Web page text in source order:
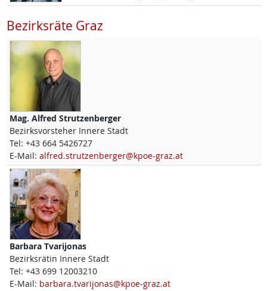
Bezirksräte Graz
Mag. Alfred Strutzenberger
Bezirksvorsteher Innere Stadt
Tel: +43 664 5426727
E-Mail: alfred.strutzenberger@kpoe-graz.at
Barbara Tvarijonas
Bezirksrätin Innere Stadt
Tel: +43 699 12003210
E-Mail: barbara.tvarijonas@kpoe-graz.at